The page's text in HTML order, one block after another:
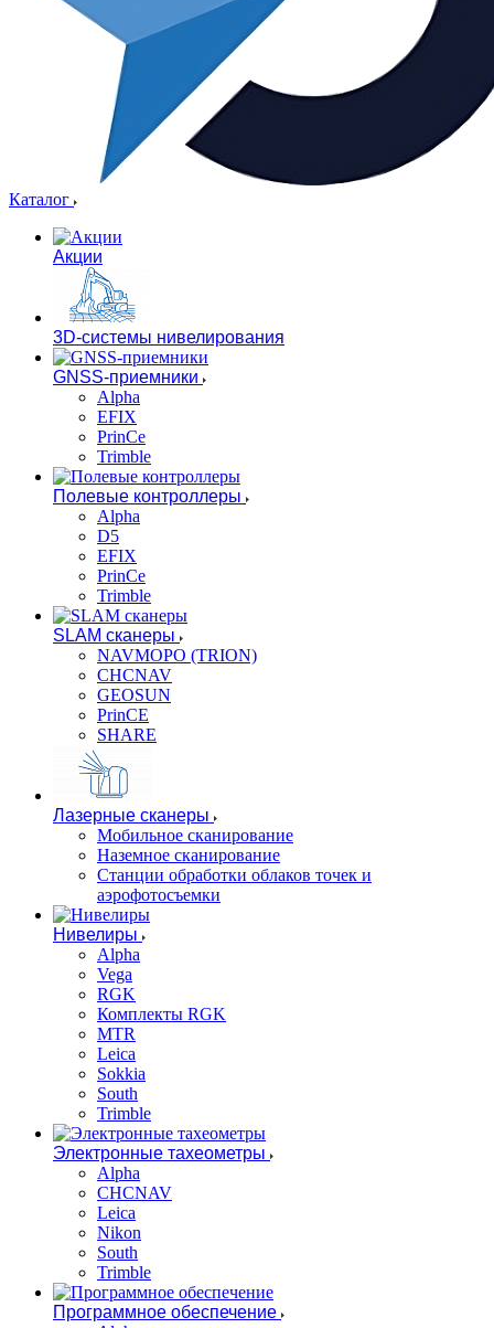
Каталог
Акции
3D-системы нивелирования
GNSS-приемники
Alpha
EFIX
PrinCe
Trimble
Полевые контроллеры
Alpha
D5
EFIX
PrinCe
Trimble
SLAM сканеры
NAVMOPO (TRION)
CHCNAV
GEOSUN
PrinCE
SHARE
Лазерные сканеры
Мобильное сканирование
Наземное сканирование
Станции обработки облаков точек и
аэрофотосъемки
Нивелиры
Alpha
Vega
RGK
Комплекты RGK
MTR
Leica
Sokkia
South
Trimble
Электронные тахеометры
Alpha
CHCNAV
Leica
Nikon
South
Trimble
Программное обеспечение